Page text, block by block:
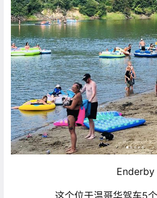
Enderby
这个位于温哥华驾车5